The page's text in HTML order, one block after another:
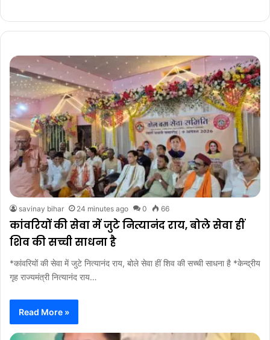
savinay bihar 24 minutes ago 0 66
कांवरियों की सेवा में जुटे नित्यानंद राय, बोले सेवा हीं
शिव की सच्ची साधना है
*कांवरियों की सेवा में जुटे नित्यानंद राय, बोले सेवा हीं शिव की सच्ची साधना है *केन्द्रीय
गृह राज्यमंत्री नित्यानंद राय…
Read More »